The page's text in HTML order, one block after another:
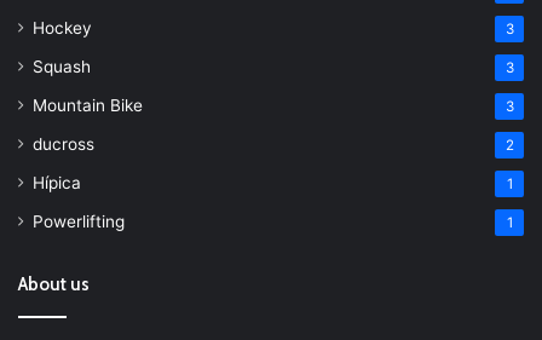
Hockey 3
Squash 3
Mountain Bike 3
ducross 2
Hípica 1
Powerlifting 1
About us